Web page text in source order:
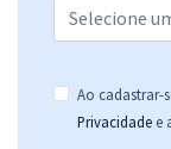
Ao cadastrar-
Privacidade e